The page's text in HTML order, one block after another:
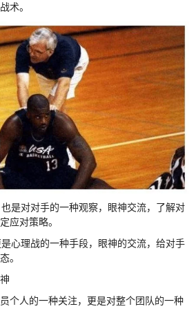
术。
是对对手的一种观察，眼神交流，了解对
应对策略。
心理战的一种手段，眼神的交流，给对手
。
个人的一种关注，更是对整个团队的一种